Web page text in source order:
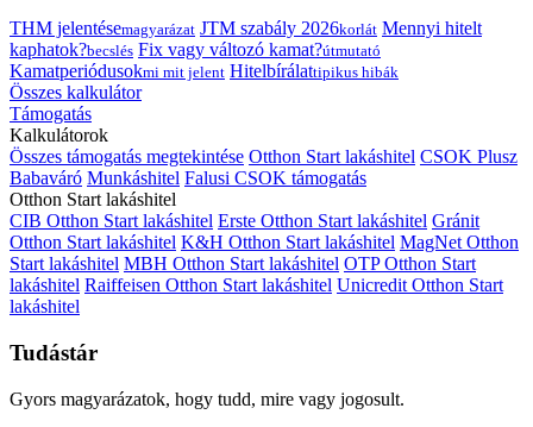
THM jelentésemagyarázat JTM szabály 2026korlát Mennyi hitelt
kaphatok?becslés Fix vagy változó kamat?útmutató
Kamatperiódusokmi mit jelent Hitelbírálattipikus hibák
Összes kalkulátor
Támogatás
Kalkulátorok
Összes támogatás megtekintése Otthon Start lakáshitel CSOK Plusz
Babaváró Munkáshitel Falusi CSOK támogatás
Otthon Start lakáshitel
CIB Otthon Start lakáshitel Erste Otthon Start lakáshitel Gránit
Otthon Start lakáshitel K&H Otthon Start lakáshitel MagNet Otthon
Start lakáshitel MBH Otthon Start lakáshitel OTP Otthon Start
lakáshitel Raiffeisen Otthon Start lakáshitel Unicredit Otthon Start
lakáshitel
Tudástár
Gyors magyarázatok, hogy tudd, mire vagy jogosult.